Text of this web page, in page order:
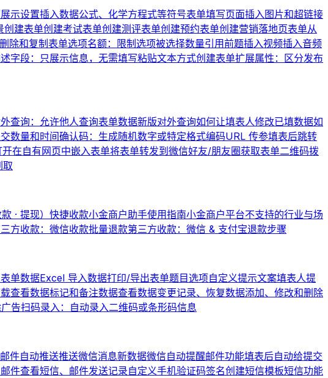
示设置插入数据公式、化学方程式等符号表单填写页面插入图片和超链接
创建表单创建考试表单创建测评表单创建预约表单创建营销落地页表单从
删除和复制表单选项名额：限制选项被选择数量引用前题插入视频插入音频
字段：只展示信息，无需填写粘贴文本方式创建表单扩展属性：区分发布
查询：允许他人查询表单数据新版对外查询如何让填表人修改已填数据如
数量和时间确认码：生成随机数字或特定格式编码URL 传参填表后跳转
开在自有网页中嵌入表单将表单转发到微信好友/朋友圈获取表单二维码拨
取
· 提现） 快捷收款小金商户助手使用指南小金商户平台不支持的行业与场
方收款：微信收款批量退款第三方收款：微信 & 支付宝退款步骤
单数据Excel 导入数据打印/导出表单题目选项自定义提示文案填表人提
查看数据标记和备注数据查看数据变更记录、恢复数据添加、修改和删除
告扫码录入：自动录入二维码或条形码信息
件自动推送推送微信消息新数据微信自动提醒邮件功能填表后自动给提交
件查看短信、邮件发送记录自定义手机验证码签名创建短信模板短信功能